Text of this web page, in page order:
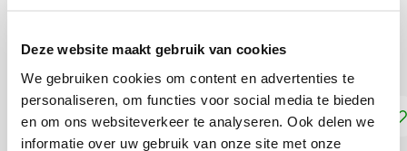
Deze website maakt gebruik van cookies
We gebruiken cookies om content en advertenties te
personaliseren, om functies voor social media te bieden
en om ons websiteverkeer te analyseren. Ook delen we
informatie over uw gebruik van onze site met onze
Geschikt voor vrijwel alle ondergronden!
Toevoegen aan winkelwagen